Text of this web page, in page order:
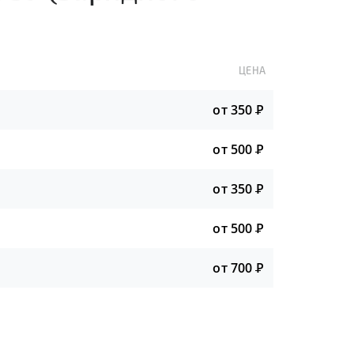
ЦЕНА
от 350Р
от 500Р
от 350Р
от 500Р
от 700Р